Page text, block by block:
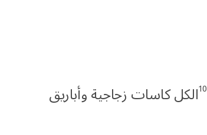
10الكل كاسات زجاجية وأباريق